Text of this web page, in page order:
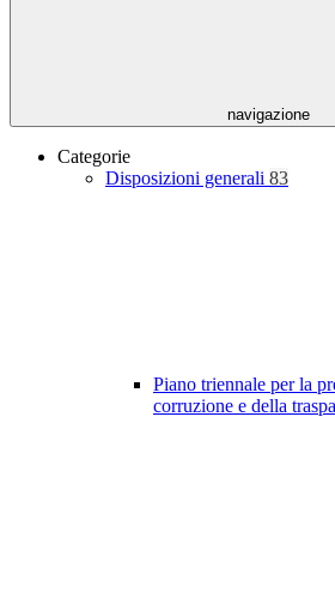
navigazione
Categorie
Disposizioni generali 83
Piano triennale per la
corruzione e della